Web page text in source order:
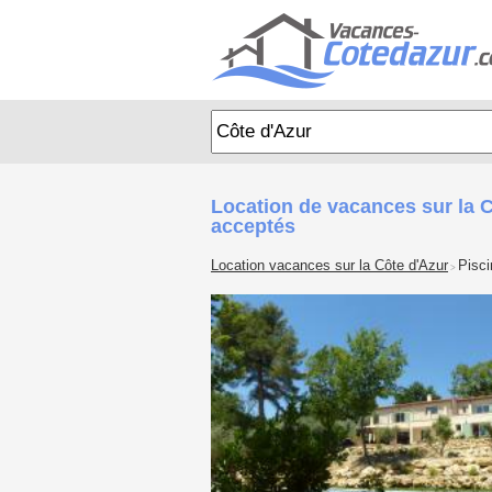
Location de vacances sur la
acceptés
Location vacances sur la Côte d'Azur >